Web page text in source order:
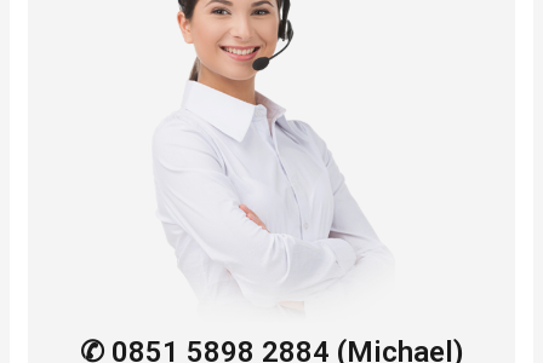
✆ 0851 5898 2884 (Michael)